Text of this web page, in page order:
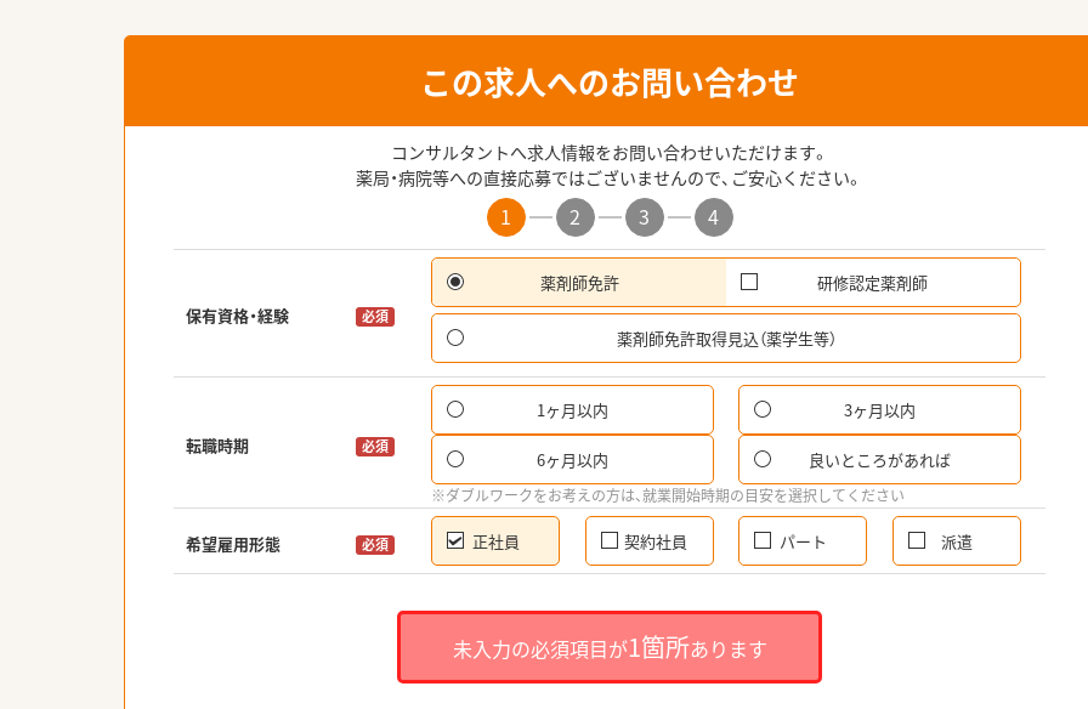
この求人へのお問い合わせ
コンサルタントへ求人情報をお問い合わせいただけます。
薬局・病院等への直接応募ではございませんので、ご安心ください。
1 2 3 4
保有資格・経験 必須
薬剤師免許 研修認定薬剤師
薬剤師免許取得見込（薬学生等）
転職時期 必須
1ヶ月以内 3ヶ月以内
6ヶ月以内 良いところがあれば
※ダブルワークをお考えの方は、就業開始時期の目安を選択してください
希望雇用形態 必須 正社員 契約社員 パート 派遣
未入力の必須項目が1箇所あります